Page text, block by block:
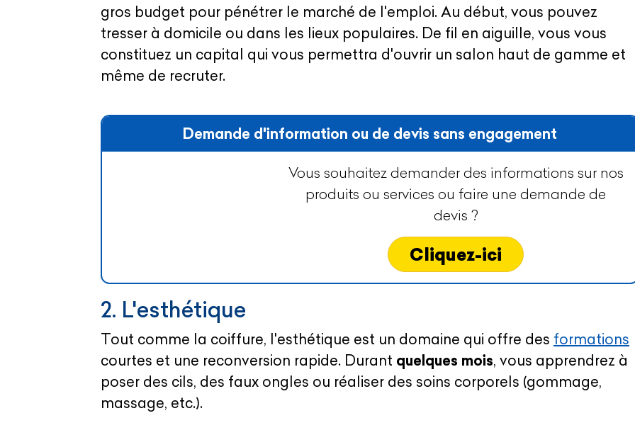
gros budget pour pénétrer le marché de l'emploi. Au début, vous pouvez
tresser à domicile ou dans les lieux populaires. De fil en aiguille, vous vous
constituez un capital qui vous permettra d'ouvrir un salon haut de gamme et
même de recruter.
Demande d'information ou de devis sans engagement
Vous souhaitez demander des informations sur nos
produits ou services ou faire une demande de
devis ?
Cliquez-ici
2. L'esthétique
Tout comme la coiffure, l'esthétique est un domaine qui offre des formations
courtes et une reconversion rapide. Durant quelques mois, vous apprendrez à
poser des cils, des faux ongles ou réaliser des soins corporels (gommage,
massage, etc.).